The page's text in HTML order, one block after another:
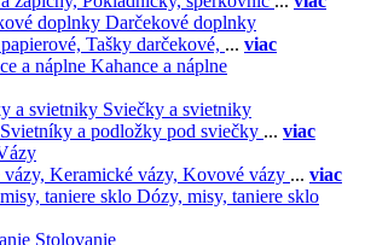
Darčekové doplnky
Tašky darčekové, ... viac
Kahance a náplne
Sviečky a svietniky
Svietníky a podložky pod sviečky ... viac
vázy, Keramické vázy, Kovové vázy ... viac
Dózy, misy, taniere sklo
Stolovanie